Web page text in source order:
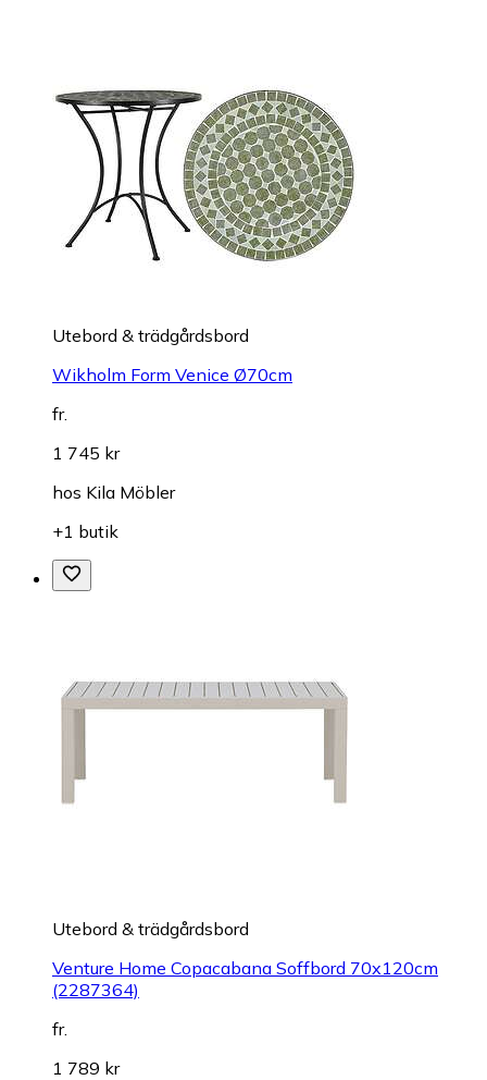
Utebord & trädgårdsbord
Wikholm Form Venice Ø70cm
fr.
1 745 kr
hos Kila Möbler
+1 butik
Utebord & trädgårdsbord
Venture Home Copacabana Soffbord 70x120cm
(2287364)
fr.
1 789 kr